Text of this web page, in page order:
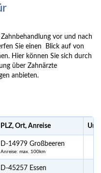
vor und nach
Sie einen Blick auf von
Hier können Sie sich durch
über Zahnärzte
anbieten.
PLZ, Ort, Anreise
D-14979 Großbeeren
Anreise: max. 100km
D-45257 Essen